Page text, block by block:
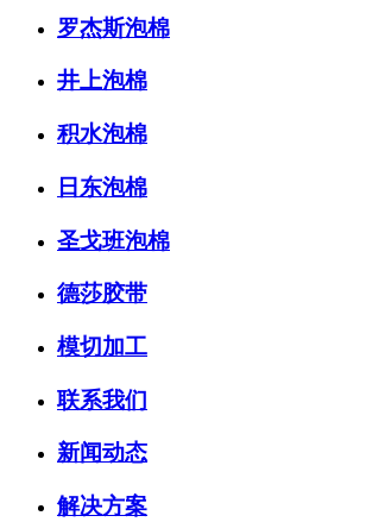
罗杰斯泡棉
井上泡棉
积水泡棉
日东泡棉
圣戈班泡棉
德莎胶带
模切加工
联系我们
新闻动态
解决方案